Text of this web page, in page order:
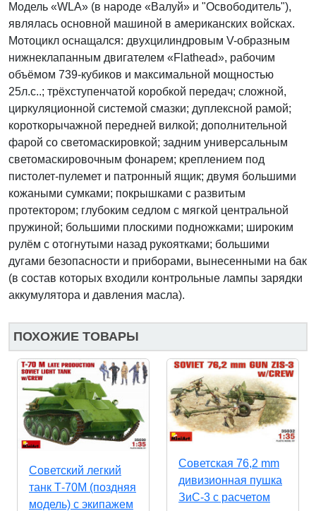
Модель «WLA» (в народе «Валуй» и "Освободитель"),
являлась основной машиной в американских войсках.
Мотоцикл оснащался: двухцилиндровым V-образным
нижнеклапанным двигателем «Flathead», рабочим
объёмом 739-кубиков и максимальной мощностью
25л.с..; трёхступенчатой коробкой передач; сложной,
циркуляционной системой смазки; дуплексной рамой;
короткорычажной передней вилкой; дополнительной
фарой со светомаскировкой; задним универсальным
светомаскировочным фонарем; креплением под
пистолет-пулемет и патронный ящик; двумя большими
кожаными сумками; покрышками с развитым
протектором; глубоким седлом с мягкой центральной
пружиной; большими плоскими подножками; широким
рулём с отогнутыми назад рукоятками; большими
дугами безопасности и приборами, вынесенными на бак
(в состав которых входили контрольные лампы зарядки
аккумулятора и давления масла).
ПОХОЖИЕ ТОВАРЫ
Советский легкий
танк Т-70М (поздняя
модель) с экипажем
Советская 76,2 mm
дивизионная пушка
ЗиС-3 с расчетом